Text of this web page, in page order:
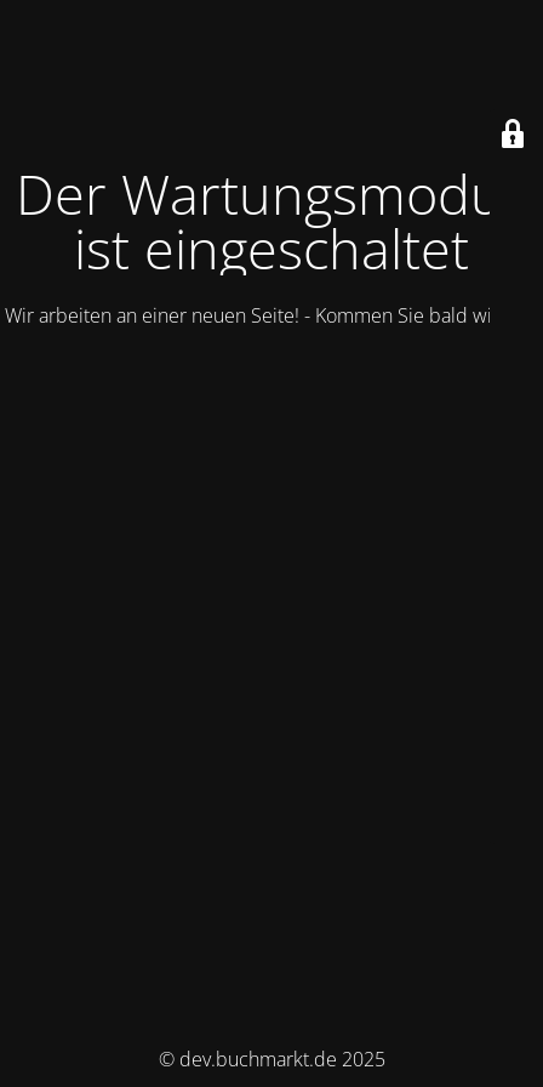
Der Wartungsmodus
ist eingeschaltet
Wir arbeiten an einer neuen Seite! - Kommen Sie bald wieder.
© dev.buchmarkt.de 2025